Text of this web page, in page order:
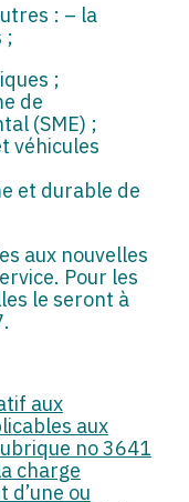
: – la
;
;
de
(SME) ;
véhicules
et durable de
aux nouvelles
Pour les
le seront à
aux
aux
no 3641
charge
ou